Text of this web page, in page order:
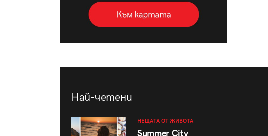
Най-четени
НЕЩАТА ОТ ЖИВОТА
Summer City